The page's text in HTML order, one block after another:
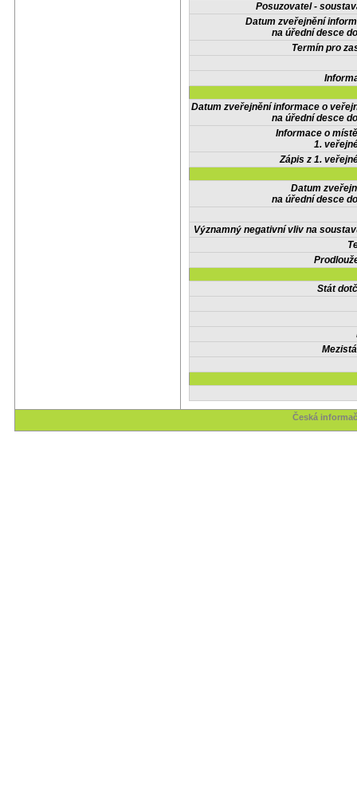
Posuzovatel -
Datum zveřejnění
na úřední desce
Termín pro
Datum zveřejnění informace o
na úřední desce
Informace o
1.
Zápis z 1.
Datum
na úřední desce
Významný negativní vliv na
Stát
Česká